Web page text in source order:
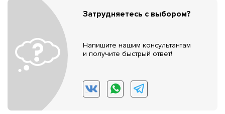
Затрудняетесь с выбором?
Напишите нашим консультантам
и получите быстрый ответ!